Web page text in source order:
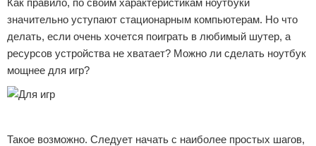
Программное обеспечение
Для автомобиля
Отказ от ответственности
Как правило, по своим характеристикам ноутбуки
значительно уступают стационарным компьютерам. Но что
делать, если очень хочется поиграть в любимый шутер, а
ресурсов устройства не хватает? Можно ли сделать ноутбук
мощнее для игр?
Такое возможно. Следует начать с наиболее простых шагов,